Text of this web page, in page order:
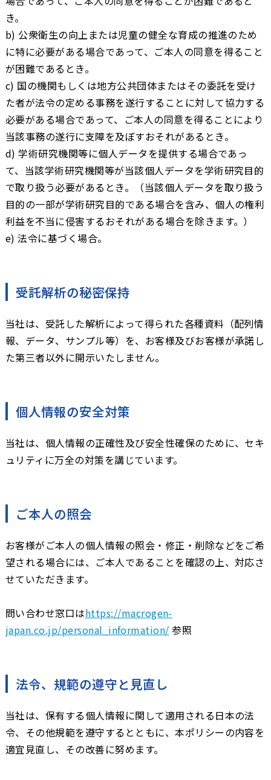
き。
b) 公衆衛生の向上または児童の健全な育成の推進のため
に特に必要がある場合であって、ご本人の同意を得ること
が困難であるとき。
c) 国の機関もしくは地方公共団体またはその委託を受け
た者が法令の定める事務を遂行することに対して協力する
必要がある場合であって、ご本人の同意を得ることにより
当該事務の遂行に支障を及ぼすおそれがあるとき。
d) 学術研究機関等に個人データを提供する場合であっ
て、当該学術研究機関等が当該個人データを学術研究目的
で取り扱う必要があるとき。（当該個人データを取り扱う
目的の一部が学術研究目的である場合を含み、個人の権利
利益を不当に侵害するおそれがある場合を除きます。）
e) 法令に基づく場合。
受託解析の秘密保持
当社は、受託した解析によって得られた各種資料（配列情
報、データ、サンプル等）を、お客様及びお客様が承諾し
た第三者以外に開示いたしません。
個人情報の安全対策
当社は、個人情報の正確性及び安全性確保のために、セキ
ュリティに万全の対策を講じています。
ご本人の照会
お客様がご本人の個人情報の照会・修正・削除などをご希
望される場合には、ご本人であることを確認の上、対応さ
せていただきます。
問い合わせ窓口はhttps://macrogen-
japan.co.jp/personal_information/ 参照
法令、規範の遵守と見直し
当社は、保有する個人情報に関して適用される日本の法
令、その他規範を遵守するとともに、本ポリシーの内容を
適宜見直し、その改善に努めます。